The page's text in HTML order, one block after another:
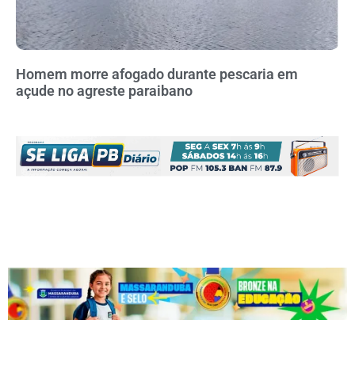
Homem morre afogado durante pescaria em
açude no agreste paraibano